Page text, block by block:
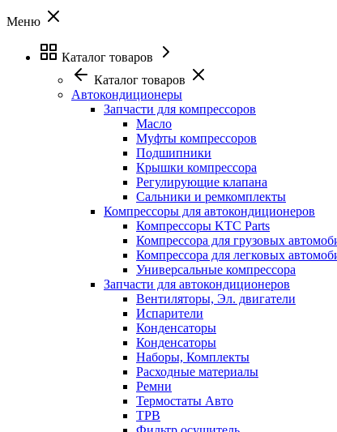
Меню
Каталог товаров
Каталог товаров
Автокондиционеры
Запчасти для компрессоров
Масло
Муфты компрессоров
Подшипники
Крышки компрессора
Регулирующие клапана
Сальники и ремкомплекты
Компрессоры для автокондиционеров
Компрессоры KTC Parts
Компрессора для грузовых
Компрессора для легковых
Универсальные компрессора
Запчасти для автокондиционеров
Вентиляторы, Эл. двигатели
Испарители
Конденсаторы
Конденсаторы
Наборы, Комплекты
Расходные материалы
Ремни
Термостаты Авто
ТРВ